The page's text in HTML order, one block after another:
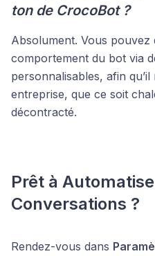
ton de CrocoBot ?
Absolument. Vous pouvez
comportement du bot via
personnalisables, afin
entreprise, que ce soit
décontracté.
Prêt à
Conversations ?
Rendez-vous dans